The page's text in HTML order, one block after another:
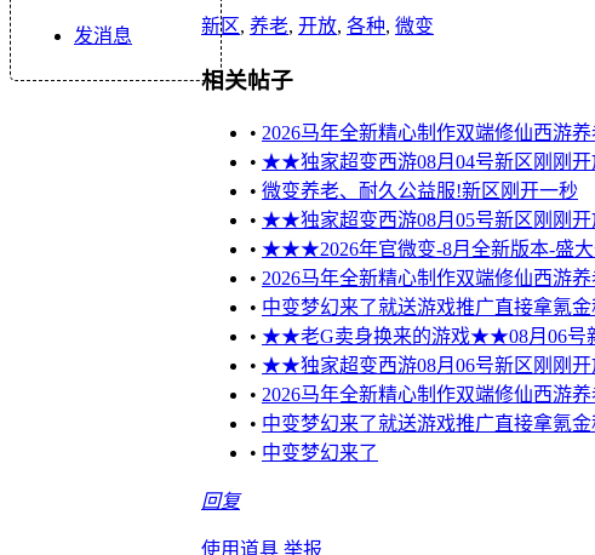
发消息 新区, 养老, 开放, 各种, 微变
相关帖子
• 2026马年全新精心制作双端修仙西游
• ★★独家超变西游08月04号新区刚刚
• 微变养老、耐久公益服!新区刚开一秒
• ★★独家超变西游08月05号新区刚刚
• ★★★2026年官微变-8月全新版本-盛
• 2026马年全新精心制作双端修仙西游
• 中变梦幻来了就送游戏推广直接拿氪金
• ★★老G卖身换来的游戏★★08月06号
• ★★独家超变西游08月06号新区刚刚
• 2026马年全新精心制作双端修仙西游
• 中变梦幻来了就送游戏推广直接拿氪金
• 中变梦幻来了
回复
使用道具 举报